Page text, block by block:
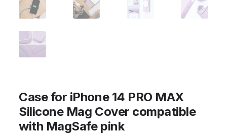
Case for iPhone 14 PRO MAX
Silicone Mag Cover compatible
with MagSafe pink